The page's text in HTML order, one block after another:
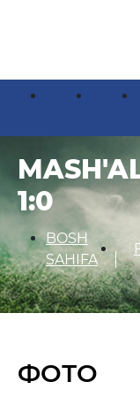
1:0
BOSH
SAHIFA
ФОТО